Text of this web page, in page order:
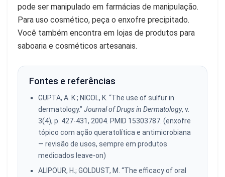
pode ser manipulado em farmácias de manipulação.
Para uso cosmético, peça o enxofre precipitado.
Você também encontra em lojas de produtos para
saboaria e cosméticos artesanais.
Fontes e referências
GUPTA, A. K.; NICOL, K. “The use of sulfur in
dermatology.” Journal of Drugs in Dermatology, v.
3(4), p. 427-431, 2004. PMID 15303787. (enxofre
tópico com ação queratolítica e antimicrobiana
— revisão de usos, sempre em produtos
medicados leave-on)
ALIPOUR, H.; GOLDUST, M. “The efficacy of oral